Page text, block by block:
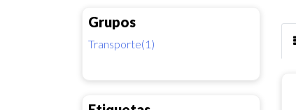
Grupos
Transporte(1)